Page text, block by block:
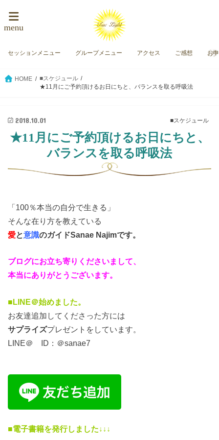
menu
セッションメニュー グループメニュー アクセス ご感想 お
HOME
■スケジュール
★11月にご予約頂けるお日にちと、バランスを取る呼吸法
■スケジュール
2018.10.01
★11月にご予約頂けるお日にちと、
バランスを取る呼吸法
「100％本当の自分で生きる」
そんな在り方を教えている
愛と意識のガイドSanae Najimです。
ブログにお立ち寄りくださいまして、
本当にありがとうございます。
■LINE＠始めました。
お友達追加してくださった方には
サプライズプレゼントをしています。
LINE＠ ID：＠sanae7
■電子書籍を発行しました↓↓↓